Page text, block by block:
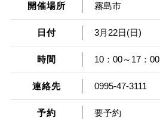
開催場所 霧島市
日付 3月22日(日)
時間 10：00～17：00
連絡先 0995-47-3111
予約 要予約